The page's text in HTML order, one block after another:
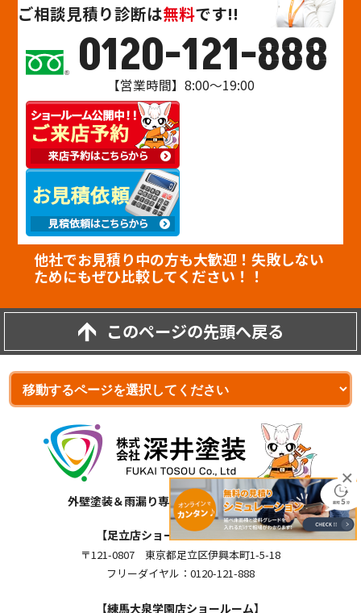
ご相談見積り診断は無料です!!
0120-121-888
【営業時間】8:00～19:00
他社でお見積り中の方も大歓迎！失敗しない
ためにもぜひ比較してください！！
このページの先頭へ戻る
外壁塗装＆雨漏り専門店 株式会社深井塗装
【足立店ショールーム】【本社】
〒121-0807 東京都足立区伊興本町1-5-18
フリーダイヤル：0120-121-888
【練馬大泉学園店ショールーム】